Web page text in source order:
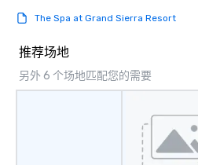
The Spa at Grand Sierra Resort
推荐场地
另外 6 个场地匹配您的需要